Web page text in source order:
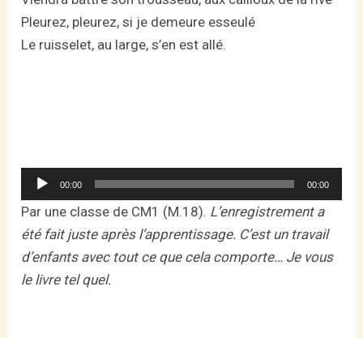
Pleurez, pleurez, si je demeure esseulé
Le ruisselet, au large, s’en est allé.
Lecteur
audio
00:00 00:00
Par une classe de CM1 (M.18). L’enregistrement a
été fait juste après l’apprentissage. C’est un travail
d’enfants avec tout ce que cela comporte… Je vous
le livre tel quel.